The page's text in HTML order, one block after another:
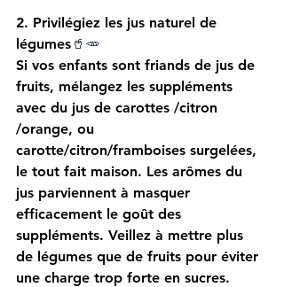
2. Privilégiez les jus naturel de
légumes 🥤🥕
Si vos enfants sont friands de jus de
fruits, mélangez les suppléments
avec du jus de carottes /citron
/orange, ou
carotte/citron/framboises surgelées,
le tout fait maison. Les arômes du
jus parviennent à masquer
efficacement le goût des
suppléments. Veillez à mettre plus
de légumes que de fruits pour éviter
une charge trop forte en sucres.